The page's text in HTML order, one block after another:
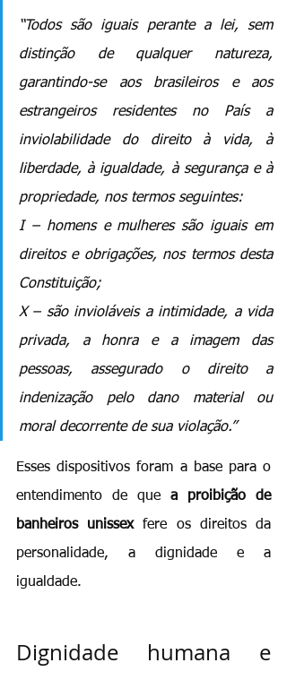
“Todos são iguais perante a lei, sem
distinção de qualquer natureza,
garantindo-se aos brasileiros e aos
estrangeiros residentes no País a
inviolabilidade do direito à vida, à
liberdade, à igualdade, à segurança e à
propriedade, nos termos seguintes:
I – homens e mulheres são iguais em
direitos e obrigações, nos termos desta
Constituição;
X – são invioláveis a intimidade, a vida
privada, a honra e a imagem das
pessoas, assegurado o direito a
indenização pelo dano material ou
moral decorrente de sua violação.”
Esses dispositivos foram a base para o
entendimento de que a proibição de
banheiros unissex fere os direitos da
personalidade, a dignidade e a
igualdade.
Dignidade humana e